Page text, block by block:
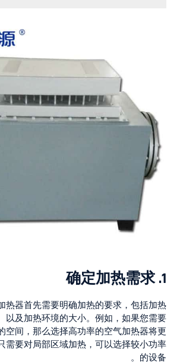
1.
确定加热需求
热器首先需要明确加热的要求，包括加热
以及加热环境的大小。例如，如果您需要
空间，那么选择高功率的空气加热器将更
需要对局部区域加热，可以选择较小功率
的设备。